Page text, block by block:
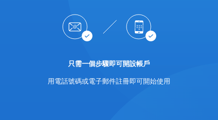
只需一個步驟即可開設帳戶
用電話號碼或電子郵件註冊即可開始使用